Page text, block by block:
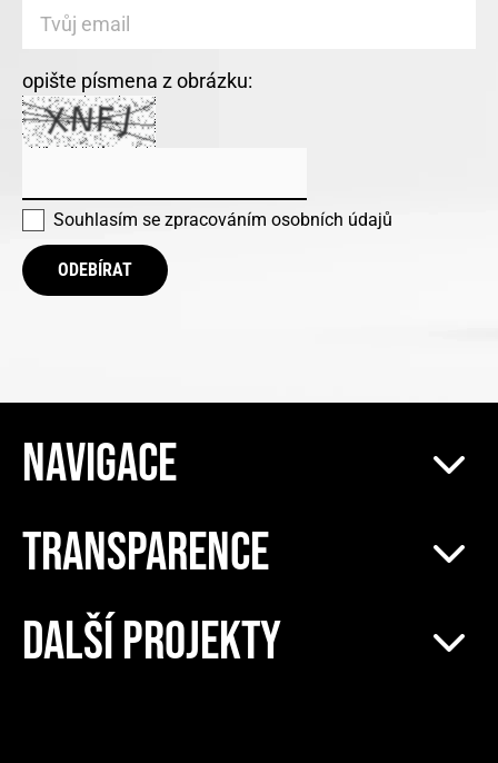
opište písmena z obrázku:
Souhlasím se zpracováním osobních údajů
ODEBÍRAT
NAVIGACE
TRANSPARENCE
DALŠÍ PROJEKTY